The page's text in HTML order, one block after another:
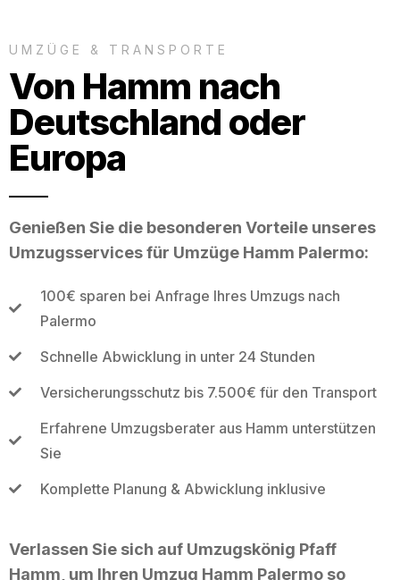
UMZÜGE & TRANSPORTE
Von Hamm nach
Deutschland oder
Europa
Genießen Sie die besonderen Vorteile unseres
Umzugsservices für Umzüge Hamm Palermo:
100€ sparen bei Anfrage Ihres Umzugs nach
Palermo
Schnelle Abwicklung in unter 24 Stunden
Versicherungsschutz bis 7.500€ für den Transport
Erfahrene Umzugsberater aus Hamm unterstützen
Sie
Komplette Planung & Abwicklung inklusive
Verlassen Sie sich auf Umzugskönig Pfaff
Hamm, um Ihren Umzug Hamm Palermo so